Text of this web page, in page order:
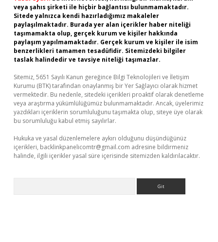
veya şahıs şirketi ile hiçbir bağlantısı bulunmamaktadır.
Sitede yalnızca kendi hazırladığımız makaleler
paylaşılmaktadır. Burada yer alan içerikler haber niteliği
taşımamakta olup, gerçek kurum ve kişiler hakkında
paylaşım yapılmamaktadır. Gerçek kurum ve kişiler ile isim
benzerlikleri tamamen tesadüfidir. Sitemizdeki bilgiler
taslak halindedir ve tavsiye niteliği taşımazlar.
Sitemiz, 5651 Sayılı Kanun gereğince Bilgi Teknolojileri ve İletişim
Kurumu (BTK) tarafından onaylanmış bir Yer Sağlayıcı olarak hizmet
vermektedir. Bu nedenle, sitedeki içerikleri proaktif olarak denetleme
veya araştırma yükümlülüğümüz bulunmamaktadır. Ancak, üyelerimiz
yazdıkları içeriklerin sorumluluğunu taşımakta olup, siteye üye olarak
bu sorumluluğu kabul etmiş sayılırlar.
Hukuka ve yasal düzenlemelere aykırı olduğunu düşündüğünüz
içerikleri, backlinkpanelicomtr@gmail.com adresine bildirmeniz
halinde, ilgili içerikler yasal süre içerisinde sitemizden kaldırılacaktır.